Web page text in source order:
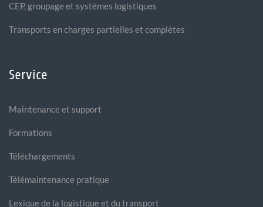
CEP, groupage et systèmes logistiques
Transports en charges partielles et complètes
Service
Maintenance et support
Formations
Téléchargements
Télémaintenance pratique
Lexique de la logistique et du transport